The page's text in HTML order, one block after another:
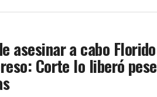
asesinar a cabo Florido
Corte lo liberó pese